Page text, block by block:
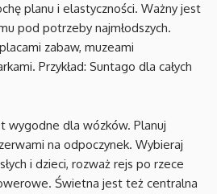
planu i elastyczności. Ważny jest
pod potrzeby najmłodszych.
zabaw, muzeami
Przykład: Suntago dla całych
wygodne dla wózków. Planuj
na odpoczynek. Wybieraj
i dzieci, rozważ rejs po rzece
Świetna jest też centralna